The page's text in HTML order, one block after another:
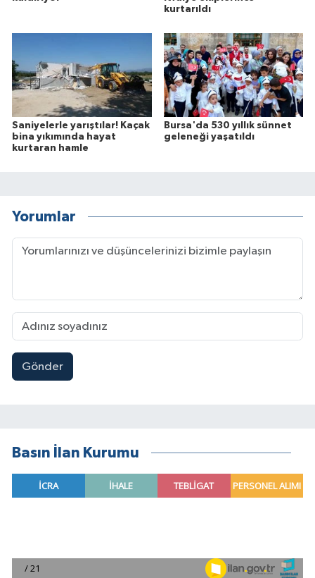
kurtarıldı
Saniyelerle yarıştılar! Kaçak
bina yıkımında hayat
kurtaran hamle
Bursa'da 530 yıllık sünnet
geleneği yaşatıldı
Yorumlar
Gönder
Basın İlan Kurumu